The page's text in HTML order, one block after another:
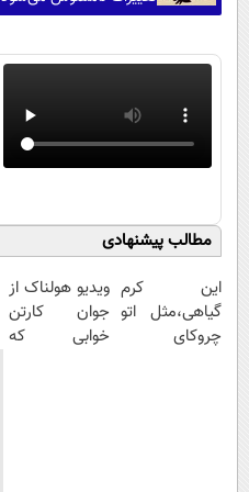
مطالب پیشنهادی
این کرم
گیاهی،مثل اتو
چروکای
ویدیو هولناک از
جوان کارتن
خوابی که